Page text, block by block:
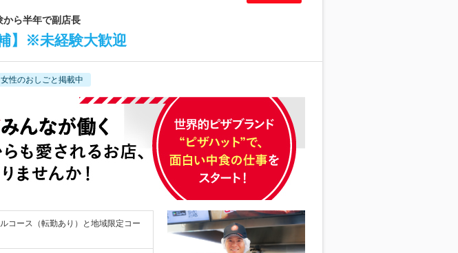
から半年で副店長
】※未経験大歓迎
女性のおしごと掲載中
コース（転勤あり）と地域限定コー